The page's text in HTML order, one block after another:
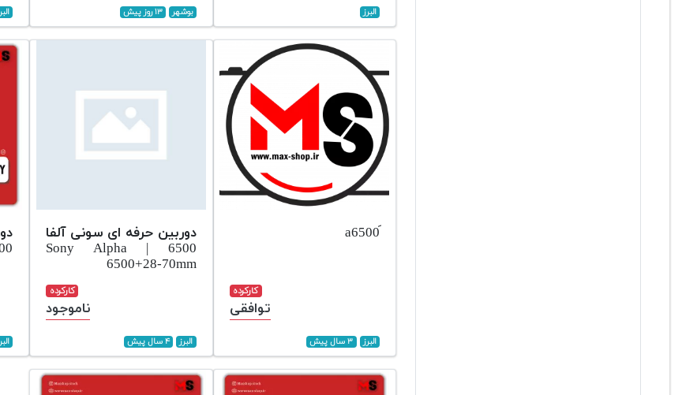
البرز بوشهر ۱۳ روز پیش
کارکرده
توافقی
البرز ۳ سال پیش
دوربین حرفه ای سونی آلفا
6500 | Sony Alpha
6500+28-70mm
کارکرده
ناموجود
البرز ۴ سال پیش